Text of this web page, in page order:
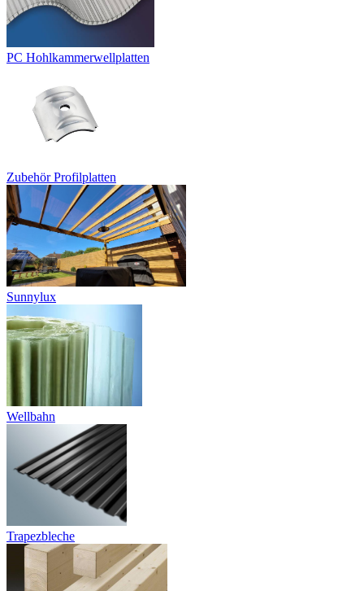
PC Hohlkammerwellplatten
Zubehör Profilplatten
Sunnylux
Wellbahn
Trapezbleche